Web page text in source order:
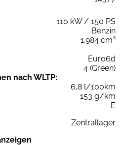
110 kW / 150 PS
Benzin
1.984 cm³
Euro6d
4 (Green)
nach WLTP:
6,8 l/100km
153 g/km
E
Zentrallager